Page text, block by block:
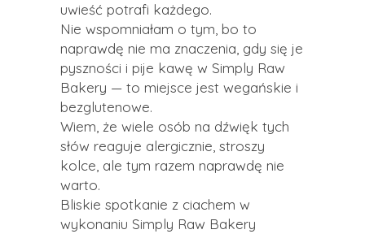
uwieść potrafi każdego.
Nie wspomniałam o tym, bo to
naprawdę nie ma znaczenia, gdy się je
pyszności i pije kawę w Simply Raw
Bakery — to miejsce jest wegańskie i
bezglutenowe.
Wiem, że wiele osób na dźwięk tych
słów reaguje alergicznie, stroszy
kolce, ale tym razem naprawdę nie
warto.
Bliskie spotkanie z ciachem w
wykonaniu Simply Raw Bakery